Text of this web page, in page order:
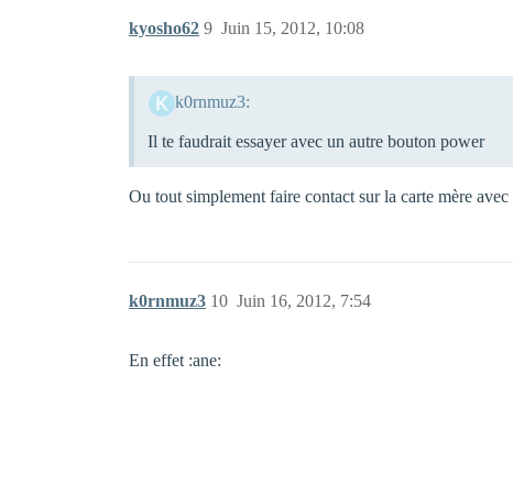
kyosho62 Juin 15, 2012, 10:08
9
k0rnmuz3:
Il te faudrait essayer avec un autre bouton power
Ou tout simplement faire contact sur la carte mère
k0rnmuz3 Juin 16, 2012, 7:54
10
En effet :ane: